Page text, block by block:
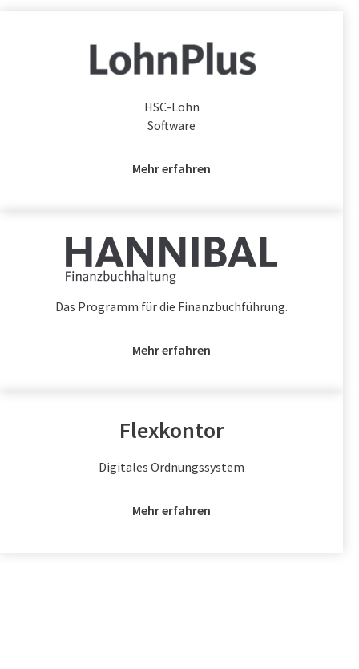
HSC-Lohn
Software
Mehr erfahren
Das Programm für die Finanzbuchführung.
Mehr erfahren
Flexkontor
Digitales Ordnungssystem
Mehr erfahren